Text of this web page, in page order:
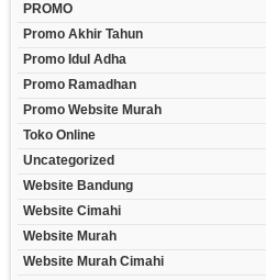
PROMO
Promo Akhir Tahun
Promo Idul Adha
Promo Ramadhan
Promo Website Murah
Toko Online
Uncategorized
Website Bandung
Website Cimahi
Website Murah
Website Murah Cimahi